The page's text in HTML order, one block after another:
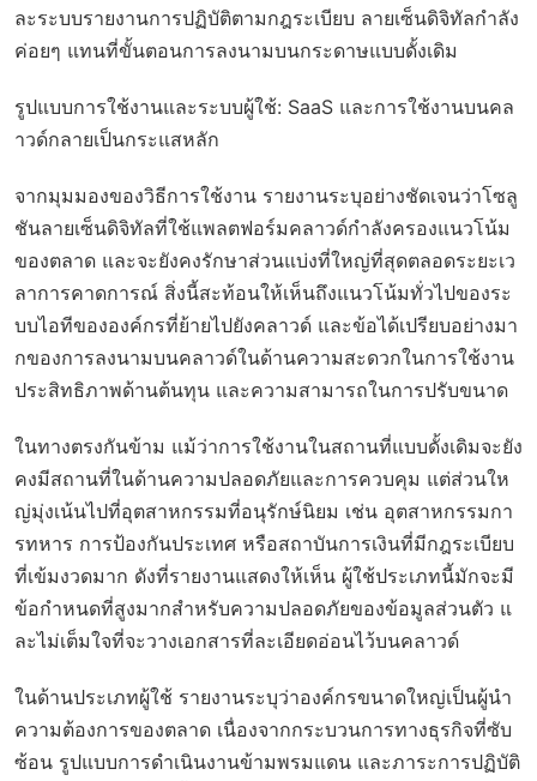
ละระบบรายงานการปฏิบัติตามกฎระเบียบ ลายเซ็นดิจิทัลกำลัง
ค่อยๆ แทนที่ขั้นตอนการลงนามบนกระดาษแบบดั้งเดิม
รูปแบบการใช้งานและระบบผู้ใช้: SaaS และการใช้งานบนคล
าวด์กลายเป็นกระแสหลัก
จากมุมมองของวิธีการใช้งาน รายงานระบุอย่างชัดเจนว่าโซลู
ชันลายเซ็นดิจิทัลที่ใช้แพลตฟอร์มคลาวด์กำลังครองแนวโน้ม
ของตลาด และจะยังคงรักษาส่วนแบ่งที่ใหญ่ที่สุดตลอดระยะเว
ลาการคาดการณ์ สิ่งนี้สะท้อนให้เห็นถึงแนวโน้มทั่วไปของระ
บบไอทีขององค์กรที่ย้ายไปยังคลาวด์ และข้อได้เปรียบอย่างมา
กของการลงนามบนคลาวด์ในด้านความสะดวกในการใช้งาน
ประสิทธิภาพด้านต้นทุน และความสามารถในการปรับขนาด
ในทางตรงกันข้าม แม้ว่าการใช้งานในสถานที่แบบดั้งเดิมจะยัง
คงมีสถานที่ในด้านความปลอดภัยและการควบคุม แต่ส่วนให
ญ่มุ่งเน้นไปที่อุตสาหกรรมที่อนุรักษ์นิยม เช่น อุตสาหกรรมกา
รทหาร การป้องกันประเทศ หรือสถาบันการเงินที่มีกฎระเบียบ
ที่เข้มงวดมาก ดังที่รายงานแสดงให้เห็น ผู้ใช้ประเภทนี้มักจะมี
ข้อกำหนดที่สูงมากสำหรับความปลอดภัยของข้อมูลส่วนตัว แ
ละไม่เต็มใจที่จะวางเอกสารที่ละเอียดอ่อนไว้บนคลาวด์
ในด้านประเภทผู้ใช้ รายงานระบุว่าองค์กรขนาดใหญ่เป็นผู้นำ
ความต้องการของตลาด เนื่องจากกระบวนการทางธุรกิจที่ซับ
ซ้อน รูปแบบการดำเนินงานข้ามพรมแดน และภาระการปฏิบัติ